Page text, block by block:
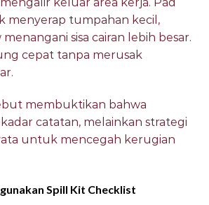
keluar area kerja. Pad
menyerap tumpahan kecil,
sisa cairan lebih besar.
cepat tanpa merusak
membuktikan bahwa
catatan, melainkan strategi
untuk mencegah kerugian
Spill Kit Checklist